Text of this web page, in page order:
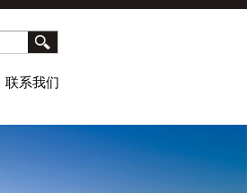
联系我们